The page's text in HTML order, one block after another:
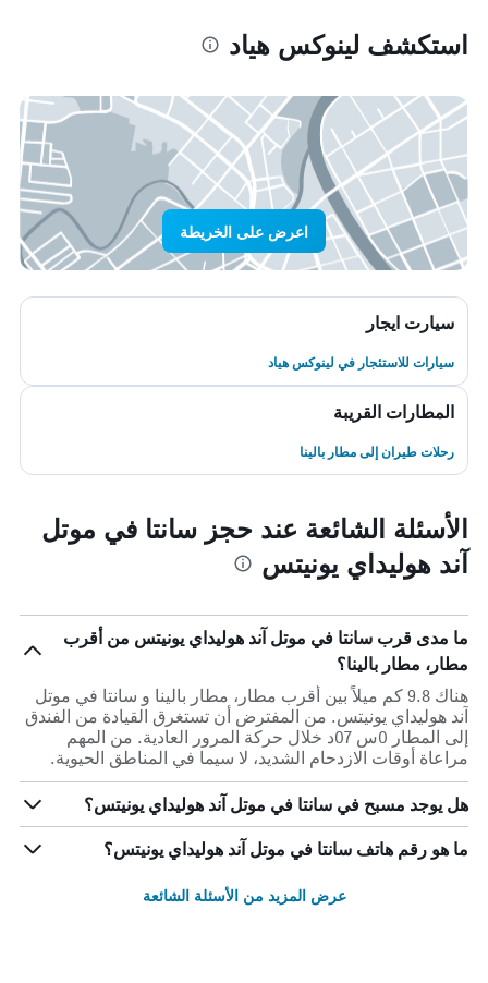
استكشف لينوكس هياد
اعرض على الخريطة
سيارت ايجار
سيارات للاستئجار في لينوكس هياد
المطارات القريبة
رحلات طيران إلى مطار بالينا
الأسئلة الشائعة عند حجز سانتا في موتل
آند هوليداي يونيتس
ما مدى قرب سانتا في موتل آند هوليداي يونيتس من أقرب
مطار، مطار بالينا؟
هناك 9.8 كم ميلاً بين أقرب مطار، مطار بالينا و سانتا في موتل
آند هوليداي يونيتس. من المفترض أن تستغرق القيادة من الفندق
إلى المطار 0س 07د خلال حركة المرور العادية. من المهم
مراعاة أوقات الازدحام الشديد، لا سيما في المناطق الحيوية.
هل يوجد مسبح في سانتا في موتل آند هوليداي يونيتس؟
ما هو رقم هاتف سانتا في موتل آند هوليداي يونيتس؟
عرض المزيد من الأسئلة الشائعة